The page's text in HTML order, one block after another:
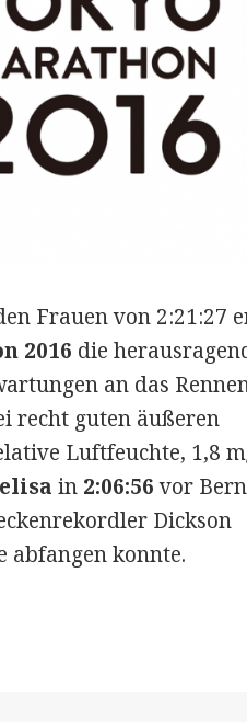
Frauen von 2:21:27
2016 die
an das
recht guten äußeren
Luftfeuchte, 1,8
in 2:06:56vor
Dickson
abfangen konnte.
Feyisa Lelisa und